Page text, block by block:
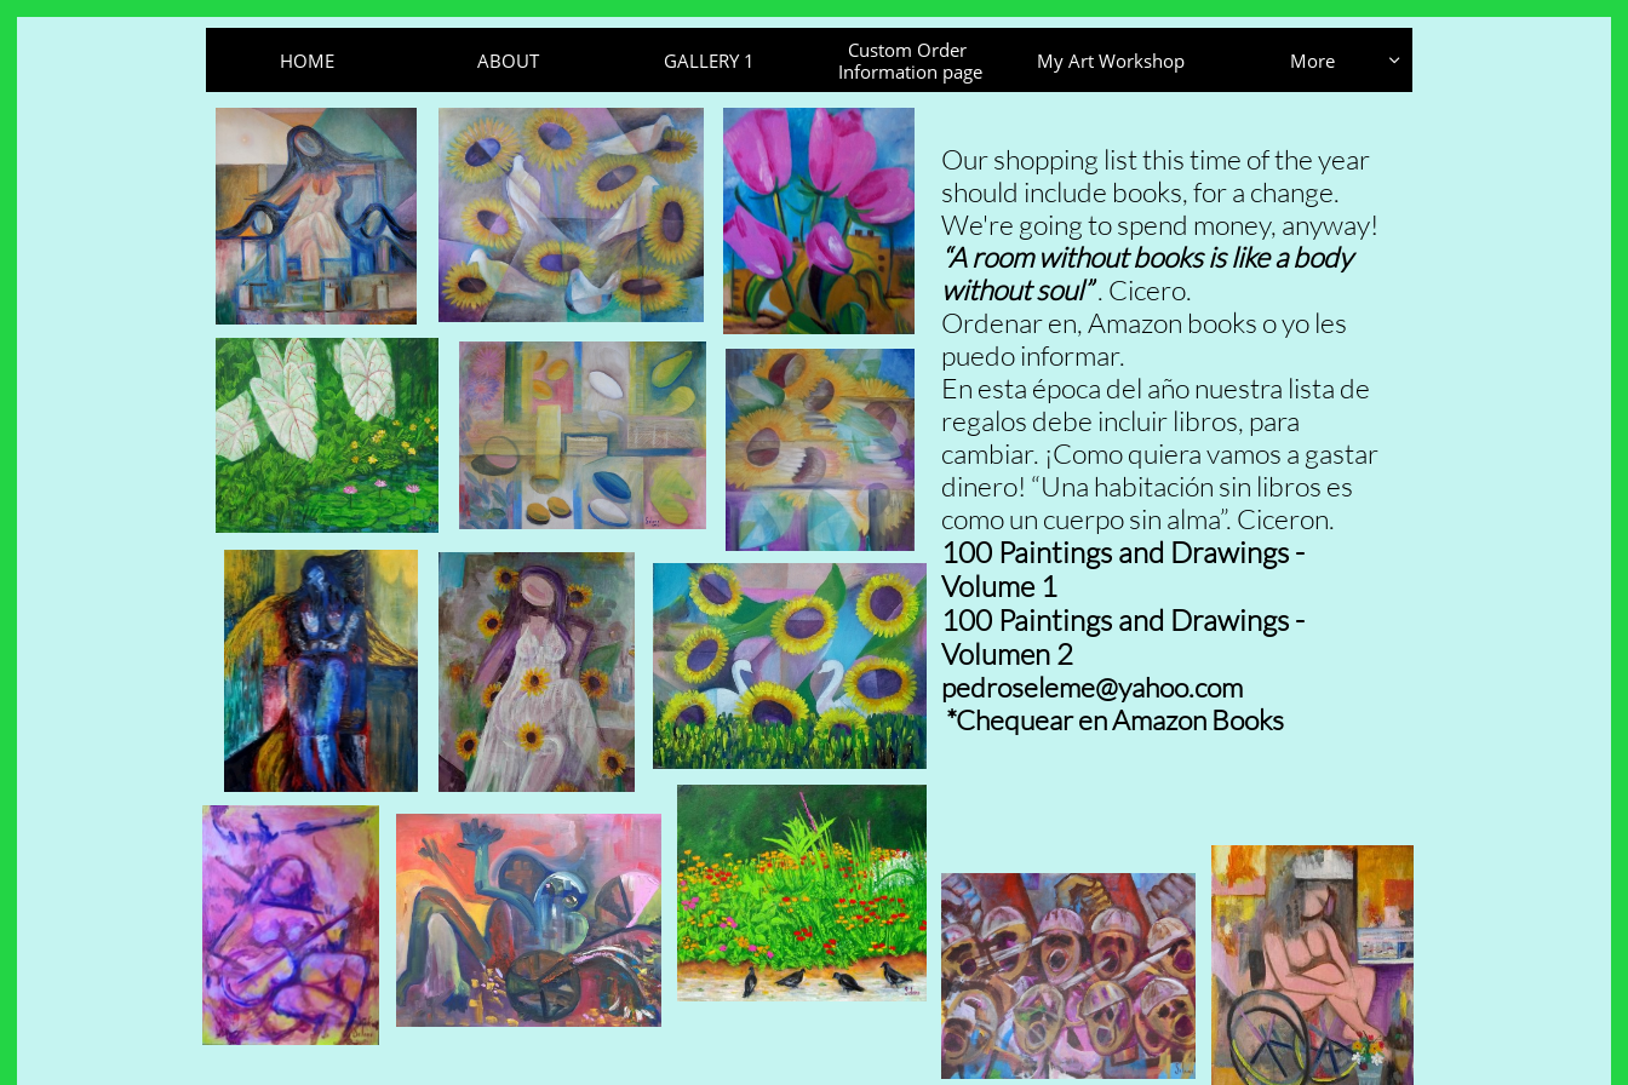
Our shopping list this time of the year
should include books, for a change.
We're going to spend money, anyway!
“A room without books is like a body
without soul”. Cicero.
Ordenar en, Amazon books o yo les
puedo informar.
En esta época del año nuestra lista de
regalos debe incluir libros, para
cambiar. ¡Como quiera vamos a gastar
dinero! “Una habitación sin libros es
como un cuerpo sin alma”. Ciceron.
100 Paintings and Drawings -
Volume 1
100 Paintings and Drawings -
Volumen 2
pedroseleme@yahoo.com
*Chequear en Amazon Books
HOME ABOUT GALLERY 1
Custom Order
Information page
My Art Workshop More 